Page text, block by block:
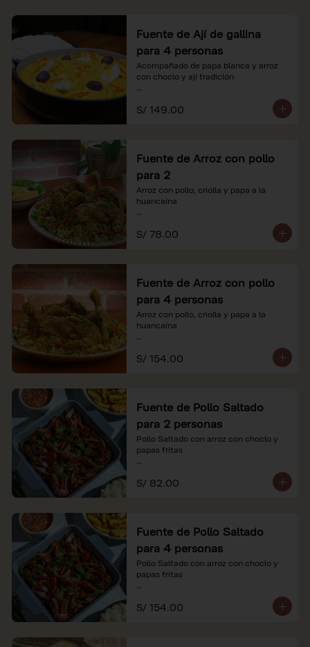
Fuente de Ají de gallina
para 4 personas
Acompañado de papa blanca y arroz
con choclo y ají tradición
*Nuestros precios están expresados en
soles e incluyen impuestos de ley y
S/ 149.00
Fuente de Arroz con pollo
para 2
Arroz con pollo, criolla y papa a la
huancaína
*Nuestros precios están expresados en
soles e incluyen impuestos de ley y
S/ 78.00
Fuente de Arroz con pollo
para 4 personas
Arroz con pollo, criolla y papa a la
huancaína
*Nuestros precios están expresados en
soles e incluyen impuestos de ley y
S/ 154.00
Fuente de Pollo Saltado
para 2 personas
Pollo Saltado con arroz con choclo y
papas fritas
*Nuestros precios están expresados en
soles e incluyen impuestos de ley y
S/ 82.00
Fuente de Pollo Saltado
para 4 personas
Pollo Saltado con arroz con choclo y
papas fritas
*Nuestros precios están expresados en
soles e incluyen impuestos de ley y
S/ 154.00